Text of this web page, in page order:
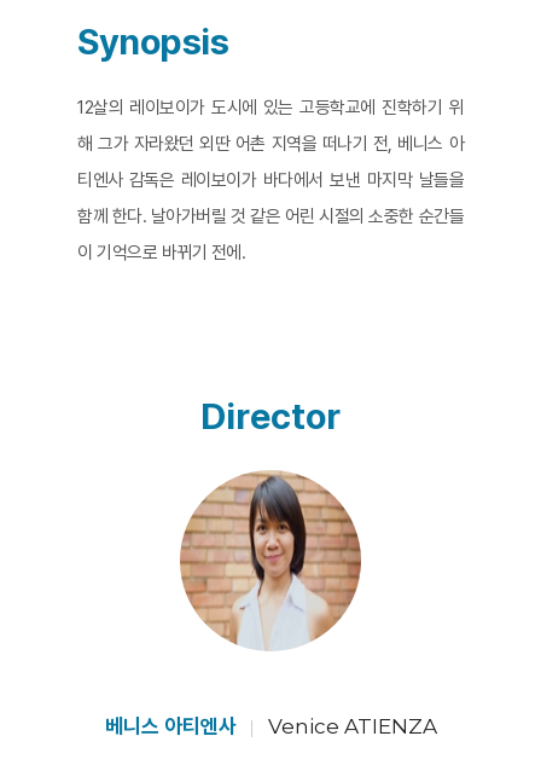
Synopsis
12살의 레이보이가 도시에 있는 고등학교에 진학하기 위
해 그가 자라왔던 외딴 어촌 지역을 떠나기 전, 베니스 아
티엔사 감독은 레이보이가 바다에서 보낸 마지막 날들을
함께 한다. 날아가버릴 것 같은 어린 시절의 소중한 순간들
이 기억으로 바뀌기 전에.
Director
베니스 아티엔사 Venice ATIENZA